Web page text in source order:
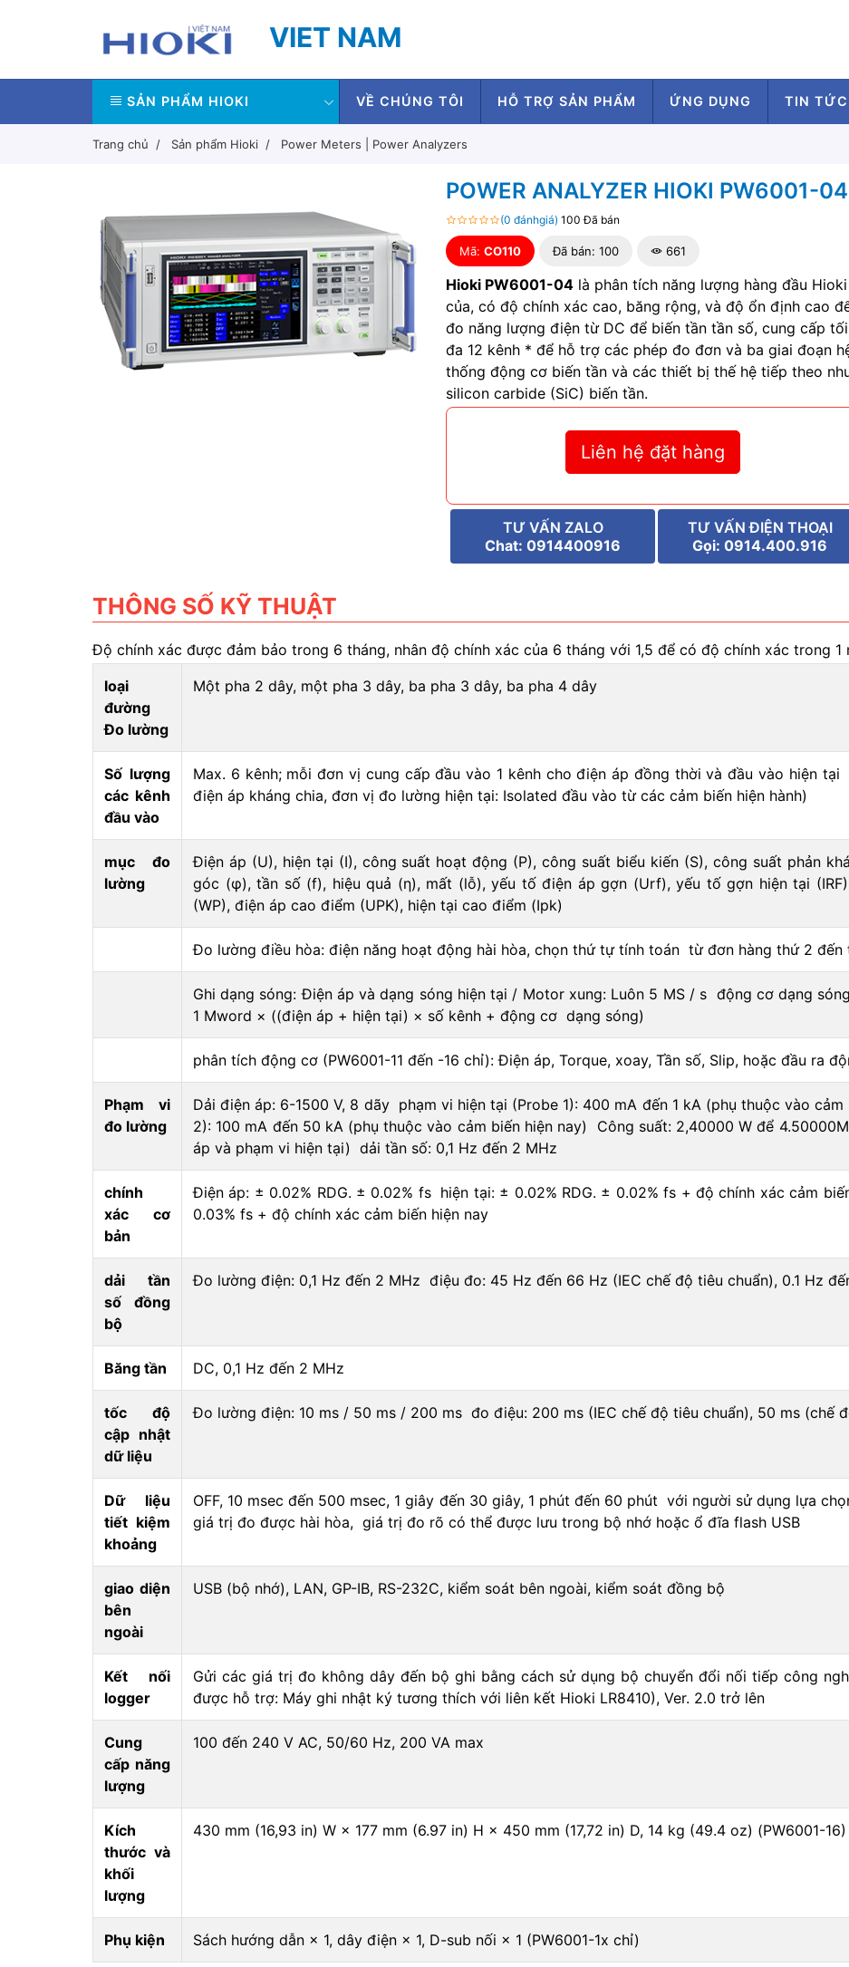
VIET NAM
SẢN PHẨM HIOKI VỀ CHÚNG TÔI HỖ TRỢ SẢN PHẨM ỨNG DỤNG TIN
Trang chủ Sản phẩm Hioki Power Meters | Power Analyzers
POWER ANALYZER HIOKI PW6001-04
(0 đánhgiá) 100 Đã bán
Mã: CO110 Đã bán: 100 661
Hioki PW6001-04là phân tích năng lượng hàng đầu Hioki
của, có độ chính xác cao, băng rộng, và độ ổn định cao
đo năng lượng điện từ DC để biến tần tần số, cung cấp tối
đa 12 kênh * để hỗ trợ các phép đo đơn và ba giai đoạn
thống động cơ biến tần và các thiết bị thế hệ tiếp theo
silicon carbide (SiC) biến tần.
Liên hệ đặt hàng
TƯ VẤN ZALO
Chat: 0914400916
TƯ VẤN ĐIỆN THOẠI
Gọi: 0914.400.916
THÔNG SỐ KỸ THUẬT
Độ chính xác được đảm bảo trong 6 tháng, nhân độ chính xác của 6 tháng với 1,5 để có độ chính xác trong 1
loại
đường
Đo lường
Một pha 2 dây, một pha 3 dây, ba pha 3 dây, ba pha 4 dây
Số lượng
các kênh
đầu vào
Max. 6 kênh; mỗi đơn vị cung cấp đầu vào 1 kênh cho điện áp đồng thời và đầu vào hiện
điện áp kháng chia, đơn vị đo lường hiện tại: Isolated đầu vào từ các cảm biến hiện hành)
mục đo
lường
Điện áp (U), hiện tại (I), công suất hoạt động (P), công suất biểu kiến ​​(S), công suất phản
góc (φ), tần số (f), hiệu quả (η), mất (lỗ), yếu tố điện áp gợn (Urf), yếu tố gợn hiện tại
(WP), điện áp cao điểm (UPK), hiện tại cao điểm (Ipk)
Đo lường điều hòa: điện năng hoạt động hài hòa, chọn thứ tự tính toán từ đơn hàng thứ 2 đến
Ghi dạng sóng: Điện áp và dạng sóng hiện tại / Motor xung: Luôn 5 MS / s động cơ dạng
1 Mword × ((điện áp + hiện tại) × số kênh + động cơ dạng sóng)
phân tích động cơ (PW6001-11 đến -16 chỉ): Điện áp, Torque, xoay, Tần số, Slip, hoặc đầu ra
Phạm vi
đo lường
Dải điện áp: 6-1500 V, 8 dãy phạm vi hiện tại (Probe 1): 400 mA đến 1 kA (phụ thuộc vào
2): 100 mA đến 50 kA (phụ thuộc vào cảm biến hiện nay) Công suất: 2,40000 W để
áp và phạm vi hiện tại) dải tần số: 0,1 Hz đến 2 MHz
chính
xác cơ
bản
Điện áp: ± 0.02% RDG. ± 0.02% fs hiện tại: ± 0.02% RDG. ± 0.02% fs + độ chính xác cảm
0.03% fs + độ chính xác cảm biến hiện nay
dải tần
số đồng
bộ
Đo lường điện: 0,1 Hz đến 2 MHz điệu đo: 45 Hz đến 66 Hz (IEC chế độ tiêu chuẩn), 0.1 Hz
Băng tần DC, 0,1 Hz đến 2 MHz
tốc độ
cập nhật
dữ liệu
Đo lường điện: 10 ms / 50 ms / 200 ms đo điệu: 200 ms (IEC chế độ tiêu chuẩn), 50 ms (chế
Dữ liệu
tiết kiệm
khoảng
OFF, 10 msec đến 500 msec, 1 giây đến 30 giây, 1 phút đến 60 phút với người sử dụng lựa
giá trị đo được hài hòa, giá trị đo rõ có thể được lưu trong bộ nhớ hoặc ổ đĩa flash USB
giao diện
bên
ngoài
USB (bộ nhớ), LAN, GP-IB, RS-232C, kiểm soát bên ngoài, kiểm soát đồng bộ
Kết nối
logger
Gửi các giá trị đo không dây đến bộ ghi bằng cách sử dụng bộ chuyển đổi nối tiếp công
được hỗ trợ: Máy ghi nhật ký tương thích với liên kết Hioki LR8410), Ver. 2.0 trở lên
Cung
cấp năng
lượng
100 đến 240 V AC, 50/60 Hz, 200 VA max
Kích
thước và
khối
lượng
430 mm (16,93 in) W × 177 mm (6.97 in) H × 450 mm (17,72 in) D, 14 kg (49.4 oz) (PW6001-16)
Phụ kiện Sách hướng dẫn × 1, dây điện × 1, D-sub nối × 1 (PW6001-1x chỉ)